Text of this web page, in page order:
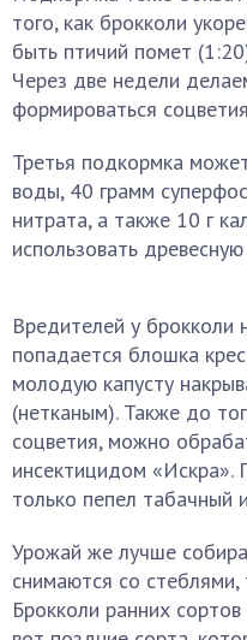
того, как брокколи
быть птичий помет
Через две недели
формироваться
Третья подкормка
воды, 40 грамм
нитрата, а также 10 г
использовать
Вредителей у брокколи
попадается блошка
молодую капусту
(нетканым). Также до
соцветия, можно
инсектицидом
только пепел табачный
Урожай же лучше
снимаются со стеблями,
Брокколи ранних